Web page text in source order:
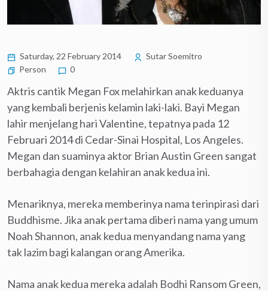
Saturday, 22 February 2014
Sutar Soemitro
Person
0
Aktris cantik Megan Fox melahirkan anak keduanya
yang kembali berjenis kelamin laki-laki. Bayi Megan
lahir menjelang hari Valentine, tepatnya pada 12
Februari 2014 di Cedar-Sinai Hospital, Los Angeles.
Megan dan suaminya aktor Brian Austin Green sangat
berbahagia dengan kelahiran anak kedua ini.
Menariknya, mereka memberinya nama terinpirasi dari
Buddhisme. Jika anak pertama diberi nama yang umum
Noah Shannon, anak kedua menyandang nama yang
tak lazim bagi kalangan orang Amerika.
Nama anak kedua mereka adalah Bodhi Ransom Green,